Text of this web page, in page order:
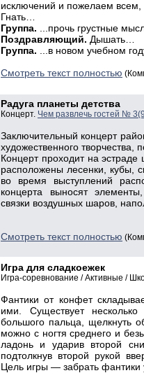
исключений и пожелаем
Гнать…
Группа. ...прочь грустные
Поздравляющий. Дышать…
Группа. ...в новом учебном
Смотреть текст полностью
Радуга планеты детства
Концерт. Чем развлечь гостей №
Заключительный концерт
художественного
Концерт проходит на
расположены лесенки, кубы,
во время выступлений
концерта выносят
связки воздушных шаров,
Смотреть текст полностью
Игра для сладкоежек
Игра-соревнование / Активные /
Фантики от конфет
ими. Существует
большого пальца, щелкнуть
можно с ногтя среднего и
ладонь и ударив второй
подтолкнув второй рукой
Цель игры — забрать фантики